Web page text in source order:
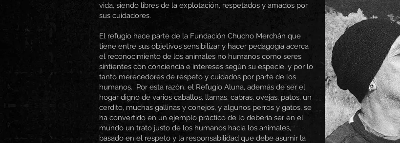
vida, siendo libres de la explotación, respetados y amados por
sus cuidadores.
El refugio hace parte de la Fundación Chucho Merchán que
tiene entre sus objetivos sensibilizar y hacer pedagogía acerca
el reconocimiento de los animales no humanos como seres
sintientes con conciencia e intereses según su especie, y por lo
tanto merecedores de respeto y cuidados por parte de los
humanos. Por esta razón, el Refugio Aluna, además de ser el
hogar digno de varios caballos, llamas, cabras, ovejas, patos, un
cerdito, muchas gallinas y conejos, y algunos perros y gatos, se
ha convertido en un ejemplo práctico de lo debería ser en el
mundo un trato justo de los humanos hacia los animales,
basado en el respeto y la responsabilidad que debe asumir la